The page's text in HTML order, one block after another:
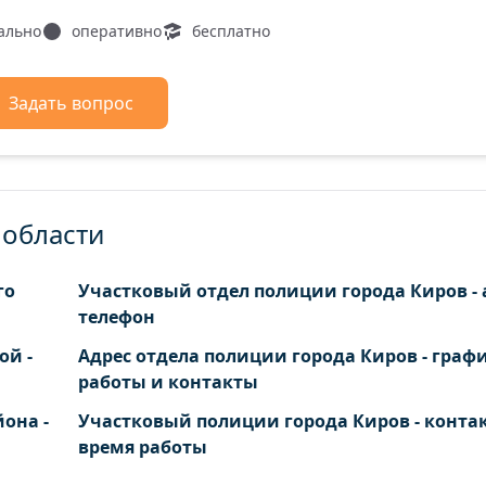
деревня
деревня
село
Шушканы деревня
оперативно бесплатно
Задать вопрос
Участковый отдел полиции города Киров -
телефон
-
Адрес отдела полиции города Киров -
работы и контакты
-
Участковый полиции города Киров -
время работы